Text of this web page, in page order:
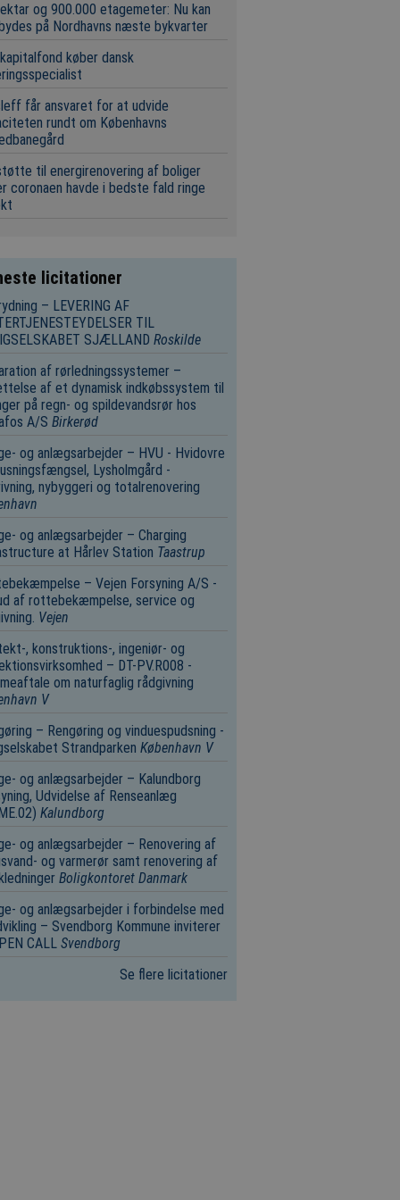
og 900.000 etagemeter: Nu kan
på Nordhavns næste bykvarter
køber dansk
får ansvaret for at udvide
rundt om Københavns
til energirenovering af boliger
coronaen havde i bedste fald ringe
licitationer
– LEVERING AF
TIL
SJÆLLAND Roskilde
af rørledningssystemer –
af et dynamisk indkøbssystem til
på regn- og spildevandsrør hos
A/S Birkerød
og anlægsarbejder – HVU - Hvidovre
Lysholmgård -
nybyggeri og totalrenovering
og anlægsarbejder – Charging
at Hårlev Station Taastrup
– Vejen Forsyning A/S -
af rottebekæmpelse, service og
Vejen
, konstruktions-, ingeniør- og
– DT-PV.R008 -
om naturfaglig rådgivning
V
– Rengøring og vinduespudsning -
Strandparken København V
og anlægsarbejder – Kalundborg
Udvidelse af Renseanlæg
Kalundborg
og anlægsarbejder – Renovering af
og varmerør samt renovering af
Boligkontoret Danmark
og anlægsarbejder i forbindelse med
– Svendborg Kommune inviterer
CALL Svendborg
Se flere licitationer